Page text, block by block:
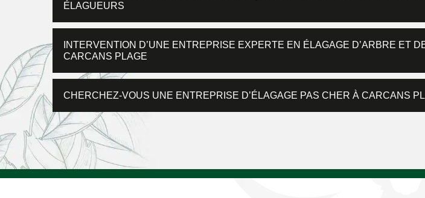
ÉLAGUEURS
INTERVENTION D’UNE ENTREPRISE EXPERTE EN ÉLAGAGE D’ARBRE ET
CARCANS PLAGE
CHERCHEZ-VOUS UNE ENTREPRISE D’ÉLAGAGE PAS CHER À CARCANS